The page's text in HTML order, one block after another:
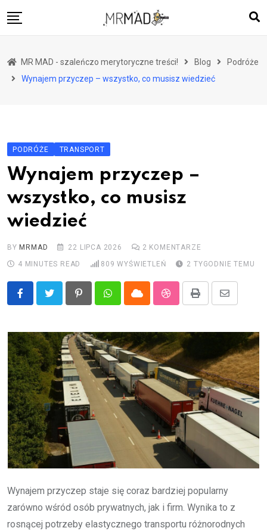
to
Dom
Motoryzacja
Ciekawostki
Rodzina
Biznes
MR MAD - szaleńczo merytoryczne treści! Blog
Podróże
Wynajem przyczep – wszystko, co musisz wiedzieć
PODRÓŻE TRANSPORT
Wynajem przyczep –
wszystko, co musisz
wiedzieć
BY MRMAD 22 LIPCA 2026 2 KOMENTARZE
4 MINUTES READ
809 WYŚWIETLEŃ 2 TYGODNIE TEMU
PinterestWhatsappCloud StumbleUpon
Print
Share
Email
Wynajem przyczep staje się coraz bardziej popularny
zarówno wśród osób prywatnych, jak i firm. Wynika to z
rosnącej potrzeby elastycznego transportu różnorodnych